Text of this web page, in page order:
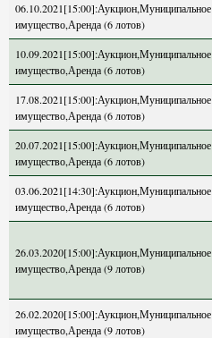
06.10.2021[15:00]:Аукцион,Муниципальное
имущество,Аренда (6 лотов)
10.09.2021[15:00]:Аукцион,Муниципальное
имущество,Аренда (6 лотов)
17.08.2021[15:00]:Аукцион,Муниципальное
имущество,Аренда (6 лотов)
20.07.2021[15:00]:Аукцион,Муниципальное
имущество,Аренда (6 лотов)
03.06.2021[14:30]:Аукцион,Муниципальное
имущество,Аренда (6 лотов)
26.03.2020[15:00]:Аукцион,Муниципальное
имущество,Аренда (9 лотов)
26.02.2020[15:00]:Аукцион,Муниципальное
имущество,Аренда (9 лотов)